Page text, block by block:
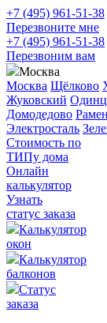
+7 (495) 961-51-38
Перезвоните мне
+7 (495) 961-51-38
Перезвоним вам
Москва
Москва Щёлково
Жуковский
Домодедово
Электросталь
Стоимость по
ТИПу дома
Онлайн
калькулятор
Узнать
статус заказа
Калькулятор
окон
Калькулятор
балконов
Статус
заказа